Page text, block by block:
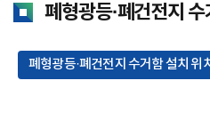
폐형광등·폐건전지 수
폐형광등·폐건전지 수거함 설치 위